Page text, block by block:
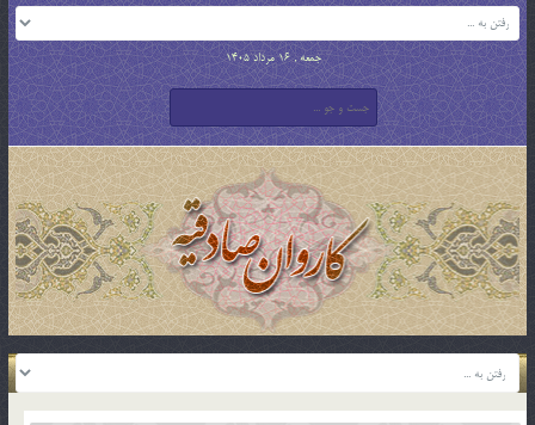
جمعه , 16 مرداد 1405